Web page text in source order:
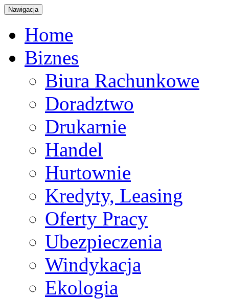
Nawigacja
Home
Biznes
Biura Rachunkowe
Doradztwo
Drukarnie
Handel
Hurtownie
Kredyty, Leasing
Oferty Pracy
Ubezpieczenia
Windykacja
Ekologia